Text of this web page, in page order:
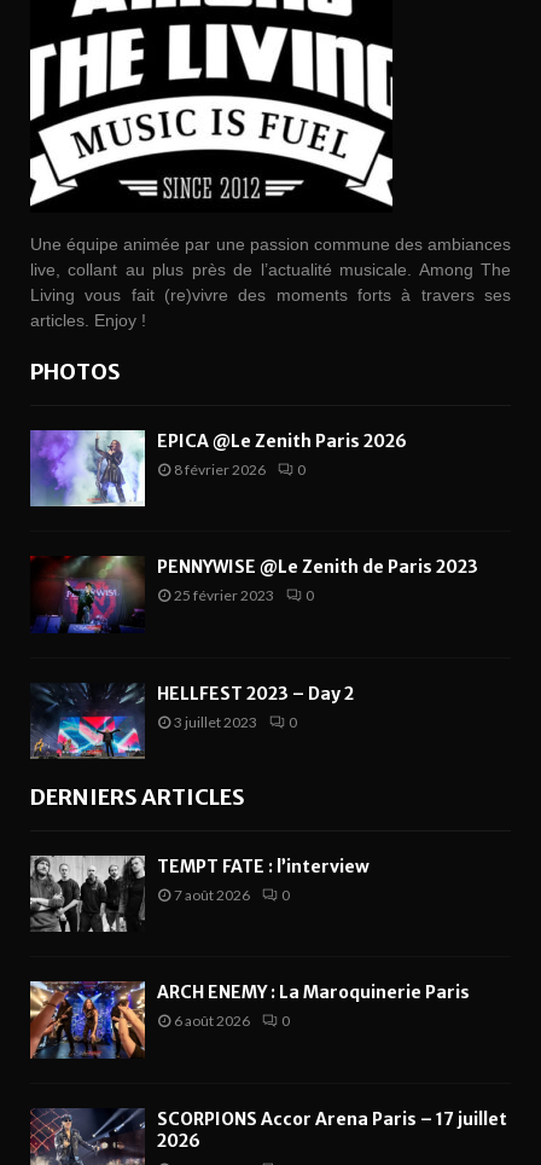
Une équipe animée par une passion commune des ambiances
live, collant au plus près de l’actualité musicale. Among The
Living vous fait (re)vivre des moments forts à travers ses
articles. Enjoy !
PHOTOS
EPICA @Le Zenith Paris 2026
8 février 2026 0
PENNYWISE @Le Zenith de Paris 2023
25 février 2023 0
HELLFEST 2023 – Day 2
3 juillet 2023 0
DERNIERS ARTICLES
TEMPT FATE : l’interview
7 août 2026 0
ARCH ENEMY : La Maroquinerie Paris
6 août 2026 0
SCORPIONS Accor Arena Paris – 17 juillet
2026